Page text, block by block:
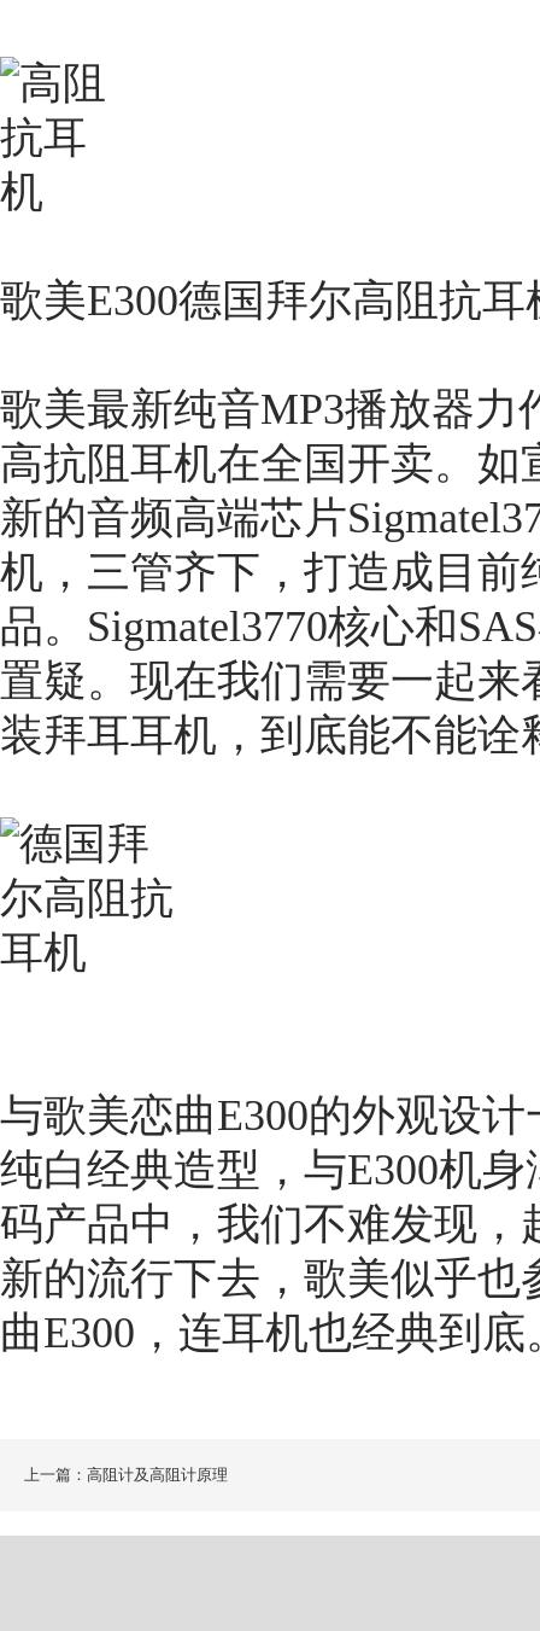
歌美E300德国拜尔高阻抗耳
歌美最新纯音MP3播放器
高抗阻耳机在全国开卖。如
新的音频高端芯片
机，三管齐下，打造成目前
品。Sigmatel3770核心和
置疑。现在我们需要一起
装拜耳耳机，到底能不能
与歌美恋曲E300的外观设
纯白经典造型，与E300机
码产品中，我们不难发现
新的流行下去，歌美似乎
曲E300，连耳机也经典到底
上一篇：高阻计及高阻计原理